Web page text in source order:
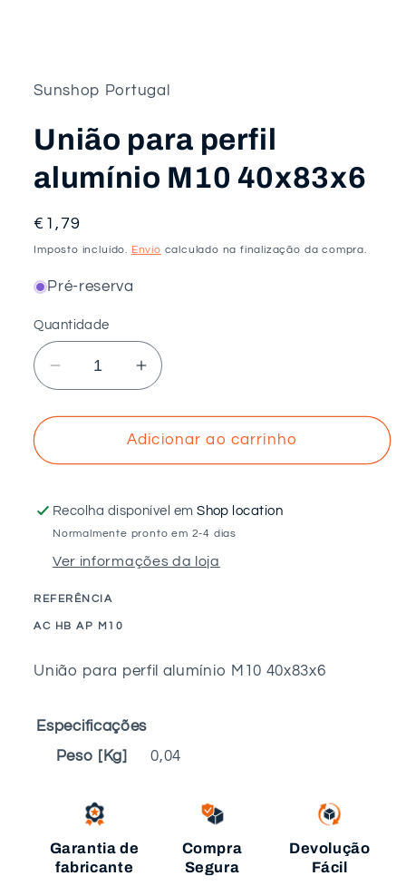
em
Sunshop Portugal
União para perfil
alumínio M10 40x83x6
Preço
normal
€1,79
Imposto incluído. Envio calculado na finalização da compra.
Pré-reserva
Quantidade
Diminuir
a
quantidade
União
perfil
alumínio
40x83x6
Aumentar
a
quantidade
de
União
perfil
alumínio
40x83x6
Adicionar ao carrinho
Recolha disponível emShop location
Normalmente pronto em 2-4 dias
Ver informações da loja
REFERÊNCIA
SKU:
AC HB AP M10
União para perfil alumínio M10 40x83x6
Especificações
Peso [Kg]
0,04
Garantia de
fabricante
Compra
Segura
Devolução
Fácil